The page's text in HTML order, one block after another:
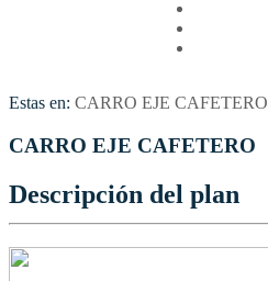
Estas en: CARRO EJE CAFETERO
CARRO EJE CAFETERO
Descripción del plan